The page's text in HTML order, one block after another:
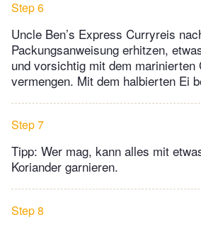
Step 6
Uncle Ben’s Express Curryreis
Packungsanweisung erhitzen,
und vorsichtig mit dem marinierten
vermengen. Mit dem halbierten Ei
Step 7
Tipp: Wer mag, kann alles mit
Koriander garnieren.
Step 8